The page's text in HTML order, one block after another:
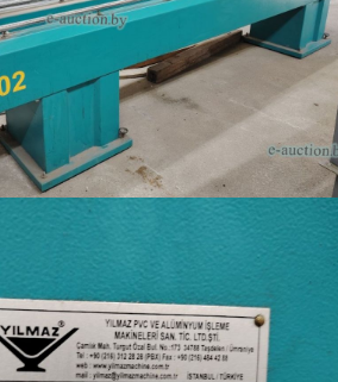
торгов
Гродненская область, Лидский р-н,
г. Лида, пр. Победы, 168 В
обязан до начала электронных
торгов ( п.2.4.3 Регламента)